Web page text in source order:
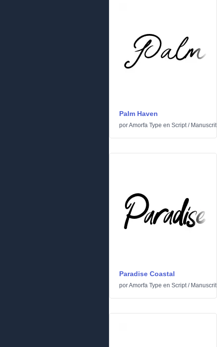
Palm Haven
porAmorfa Type en Script/
Paradise Coastal
porAmorfa Type en Script/